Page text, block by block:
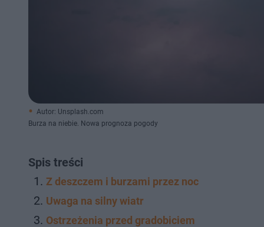
Autor: Unsplash.com
Burza na niebie. Nowa prognoza pogody
Spis treści
Z deszczem i burzami przez noc
Uwaga na silny wiatr
Ostrzeżenia przed gradobiciem